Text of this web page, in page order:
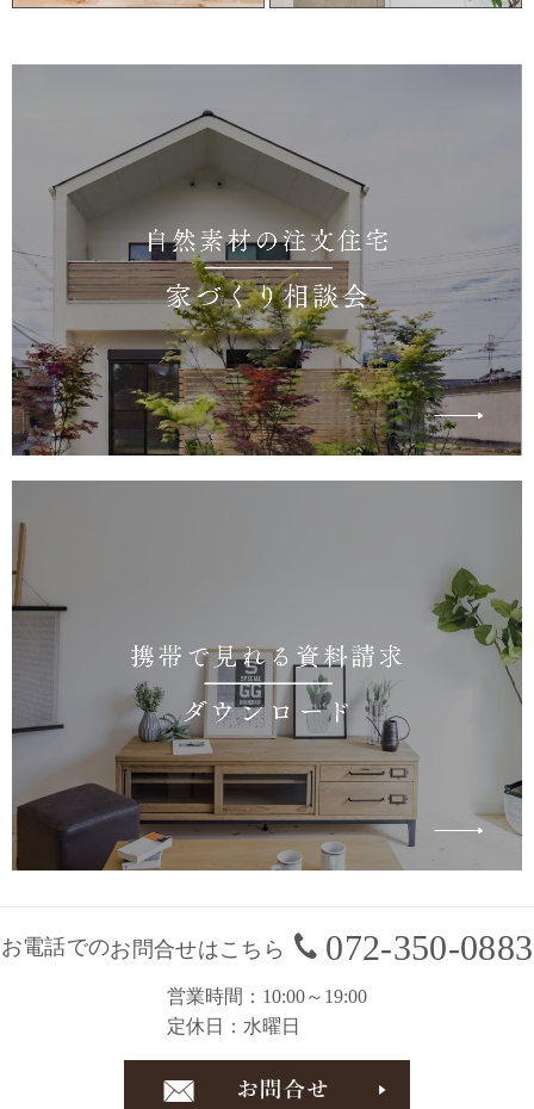
お電話でのお問合せはこちら 072-350-0883
営業時間
10:00～19:00
定休日
水曜日